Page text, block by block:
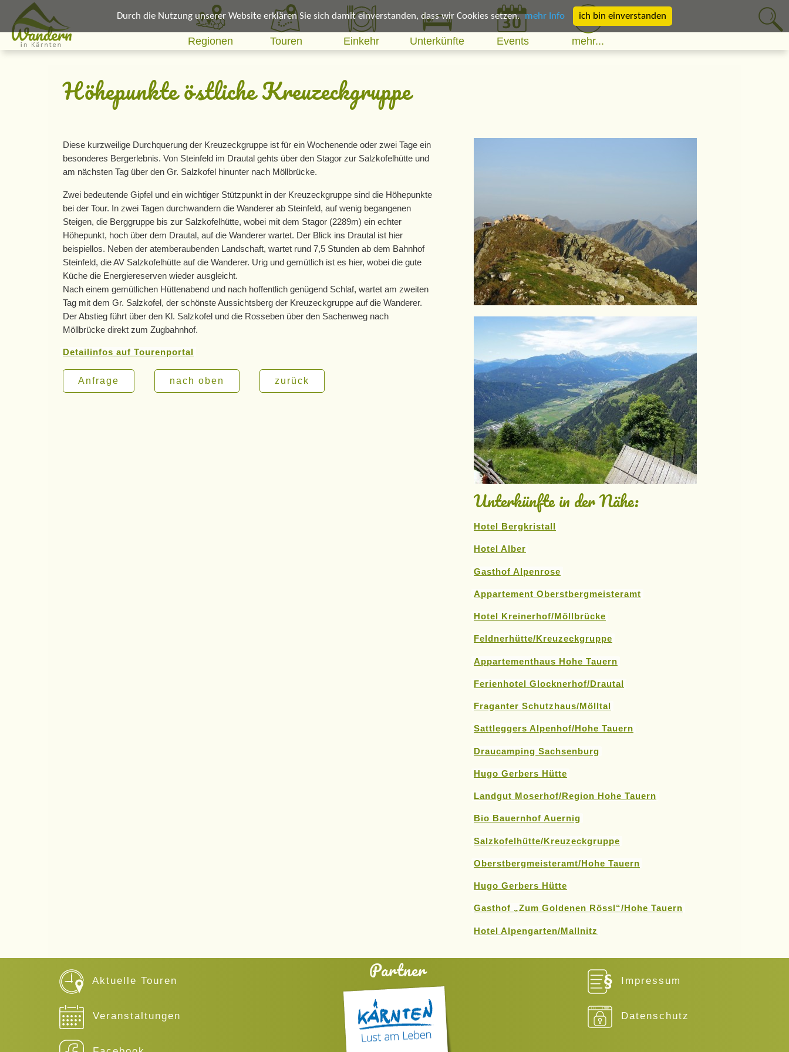
Durch die Nutzung unserer Website erklären Sie sich damit einverstanden, dass wir Cookies setzen. mehr Info ich bin einverstanden
Regionen Touren Einkehr Unterkünfte Events mehr...
Höhepunkte östliche Kreuzeckgruppe
Diese kurzweilige Durchquerung der Kreuzeckgruppe ist für ein Wochenende oder zwei Tage ein
besonderes Bergerlebnis. Von Steinfeld im Drautal gehts über den Stagor zur Salzkofelhütte und
am nächsten Tag über den Gr. Salzkofel hinunter nach Möllbrücke.
Zwei bedeutende Gipfel und ein wichtiger Stützpunkt in der Kreuzeckgruppe sind die Höhepunkte
bei der Tour. In zwei Tagen durchwandern die Wanderer ab Steinfeld, auf wenig begangenen
Steigen, die Berggruppe bis zur Salzkofelhütte, wobei mit dem Stagor (2289m) ein echter
Höhepunkt, hoch über dem Drautal, auf die Wanderer wartet. Der Blick ins Drautal ist hier
beispiellos. Neben der atemberaubenden Landschaft, wartet rund 7,5 Stunden ab dem Bahnhof
Steinfeld, die AV Salzkofelhütte auf die Wanderer. Urig und gemütlich ist es hier, wobei die gute
Küche die Energiereserven wieder ausgleicht.
Nach einem gemütlichen Hüttenabend und nach hoffentlich genügend Schlaf, wartet am zweiten
Tag mit dem Gr. Salzkofel, der schönste Aussichtsberg der Kreuzeckgruppe auf die Wanderer.
Der Abstieg führt über den Kl. Salzkofel und die Rosseben über den Sachenweg nach
Möllbrücke direkt zum Zugbahnhof.
Detailinfos auf Tourenportal
Anfrage nach oben zurück
Unterkünfte in der Nähe:
Hotel Bergkristall
Hotel Alber
Gasthof Alpenrose
Appartement Oberstbergmeisteramt
Hotel Kreinerhof/Möllbrücke
Feldnerhütte/Kreuzeckgruppe
Appartementhaus Hohe Tauern
Ferienhotel Glocknerhof/Drautal
Fraganter Schutzhaus/Mölltal
Sattleggers Alpenhof/Hohe Tauern
Draucamping Sachsenburg
Hugo Gerbers Hütte
Landgut Moserhof/Region Hohe Tauern
Bio Bauernhof Auernig
Salzkofelhütte/Kreuzeckgruppe
Oberstbergmeisteramt/Hohe Tauern
Hugo Gerbers Hütte
Gasthof „Zum Goldenen Rössl“/Hohe Tauern
Hotel Alpengarten/Mallnitz
Aktuelle Touren
Veranstaltungen
Partner Impressum
Datenschutz